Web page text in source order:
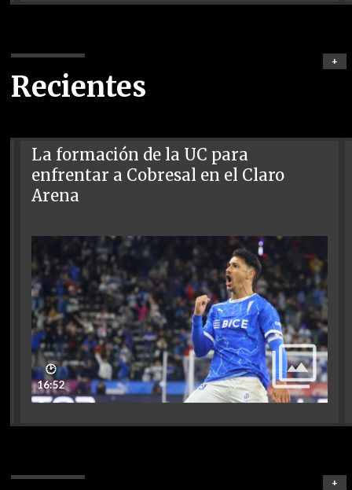
Recientes
+
La formación de la UC para
enfrentar a Cobresal en el Claro
Arena
🕑
16:52
+